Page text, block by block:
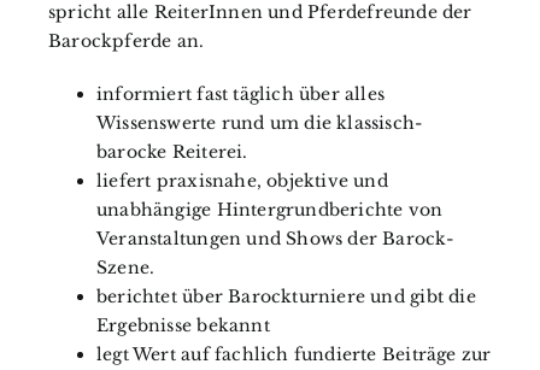
spricht alle ReiterInnen und Pferdefreunde der
Barockpferde an.
informiert fast täglich über alles
Wissenswerte rund um die klassisch-
barocke Reiterei.
liefert praxisnahe, objektive und
unabhängige Hintergrundberichte von
Veranstaltungen und Shows der Barock-
Szene.
berichtet über Barockturniere und gibt die
Ergebnisse bekannt
legt Wert auf fachlich fundierte Beiträge zur